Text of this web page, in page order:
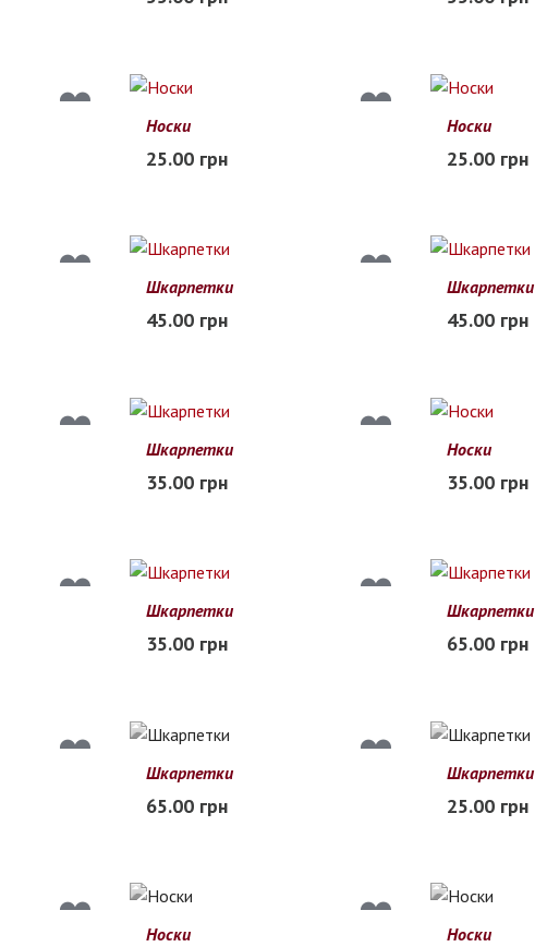
В наличии В наличии
Носки
25.00 грн
В наличии
Носки
25.00 грн
В наличии
Шкарпетки
45.00 грн
В наличии
Шкарпетки
45.00 грн
В наличии
Шкарпетки
35.00 грн
В наличии
Носки
35.00 грн
В наличии
Шкарпетки
35.00 грн
Заканчивается
Шкарпетки
65.00 грн
Заканчивается
Шкарпетки
65.00 грн
Нет в наличии
Шкарпетки
25.00 грн
Нет в наличии
Носки Носки